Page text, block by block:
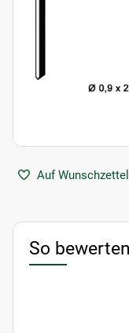
Auf Wunschzettel
So